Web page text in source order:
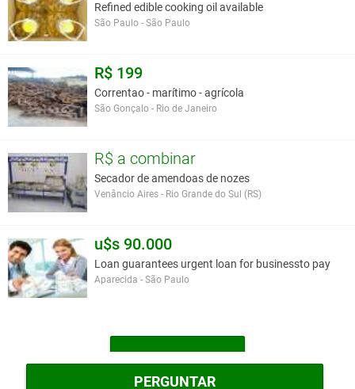
PERGUNTAR
Refined edible cooking oil available
São Paulo - São Paulo
R$ 199
Correntao - marítimo - agrícola
São Gonçalo - Rio de Janeiro
R$ a combinar
Secador de amendoas de nozes
Venâncio Aires - Rio Grande do Sul (RS)
u$s 90.000
Loan guarantees urgent loan for businessto pay
Aparecida - São Paulo